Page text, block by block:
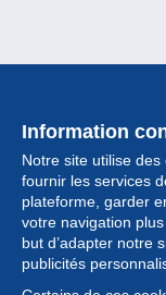
Information
Notre site utilise
fournir les services
plateforme, garder
votre navigation
but d’adapter notre
publicités
Collection